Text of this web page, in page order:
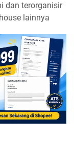
dan terorganisir
lainnya